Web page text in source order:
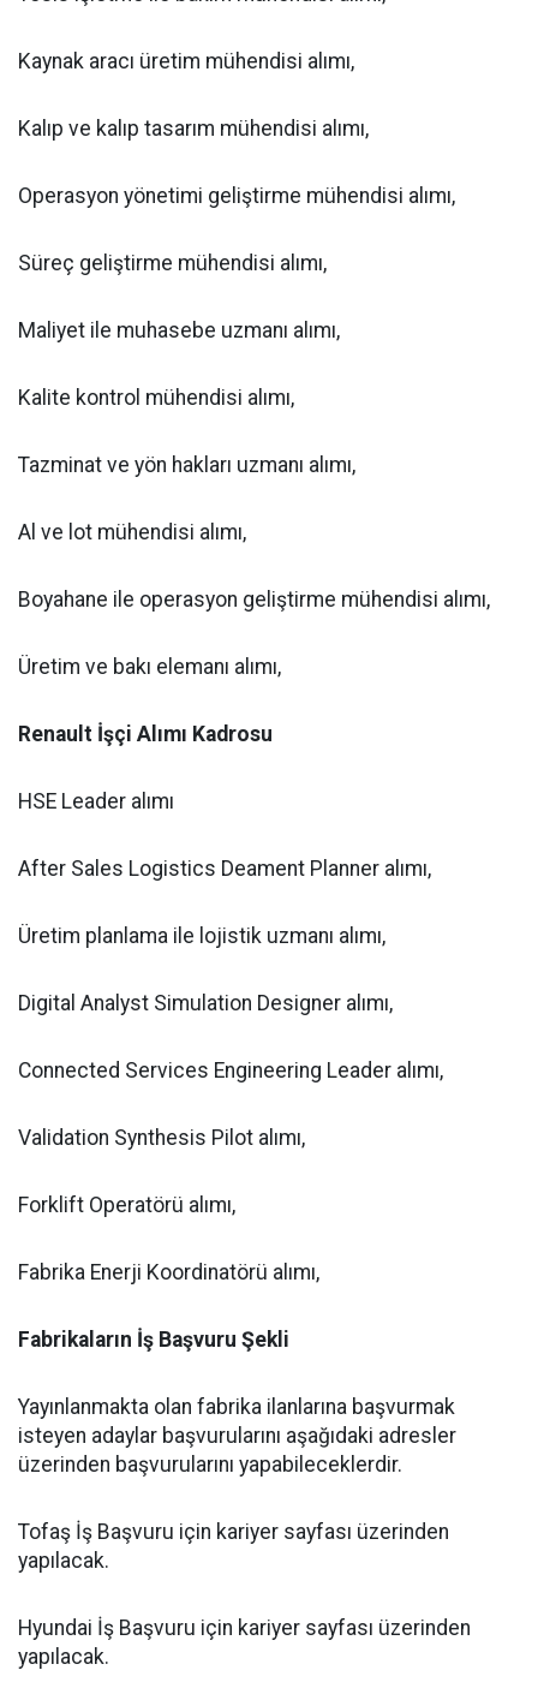
Kaynak aracı üretim mühendisi alımı,
Kalıp ve kalıp tasarım mühendisi alımı,
Operasyon yönetimi geliştirme mühendisi alımı,
Süreç geliştirme mühendisi alımı,
Maliyet ile muhasebe uzmanı alımı,
Kalite kontrol mühendisi alımı,
Tazminat ve yön hakları uzmanı alımı,
Al ve lot mühendisi alımı,
Boyahane ile operasyon geliştirme mühendisi alımı,
Üretim ve bakı elemanı alımı,
Renault İşçi Alımı Kadrosu
HSE Leader alımı
After Sales Logistics Deament Planner alımı,
Üretim planlama ile lojistik uzmanı alımı,
Digital Analyst Simulation Designer alımı,
Connected Services Engineering Leader alımı,
Validation Synthesis Pilot alımı,
Forklift Operatörü alımı,
Fabrika Enerji Koordinatörü alımı,
Fabrikaların İş Başvuru Şekli
Yayınlanmakta olan fabrika ilanlarına başvurmak
isteyen adaylar başvurularını aşağıdaki adresler
üzerinden başvurularını yapabileceklerdir.
Tofaş İş Başvuru için kariyer sayfası üzerinden
yapılacak.
Hyundai İş Başvuru için kariyer sayfası üzerinden
yapılacak.